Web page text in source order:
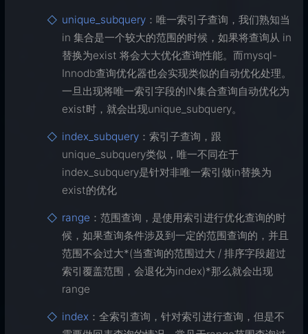
unique_subquery：唯一索引子查询，我们熟知当
in 集合是一个较大的范围的时候，如果将查询从 in
替换为exist 将会大大优化查询性能。而mysql-
Innodb查询优化器也会实现类似的自动优化处理。
一旦出现将唯一索引字段的IN集合查询自动优化为
exist时，就会出现unique_subquery。
index_subquery：索引子查询，跟
unique_subquery类似，唯一不同在于
index_subquery是针对非唯一索引做in替换为
exist的优化
range ：范围查询，是使用索引进行优化查询的时
候，如果查询条件涉及到一定的范围查询的，并且
范围不会过大*(当查询的范围过大 / 排序字段超过
索引覆盖范围，会退化为index)*那么就会出现
range
index ：全索引查询，针对索引进行查询，但是不